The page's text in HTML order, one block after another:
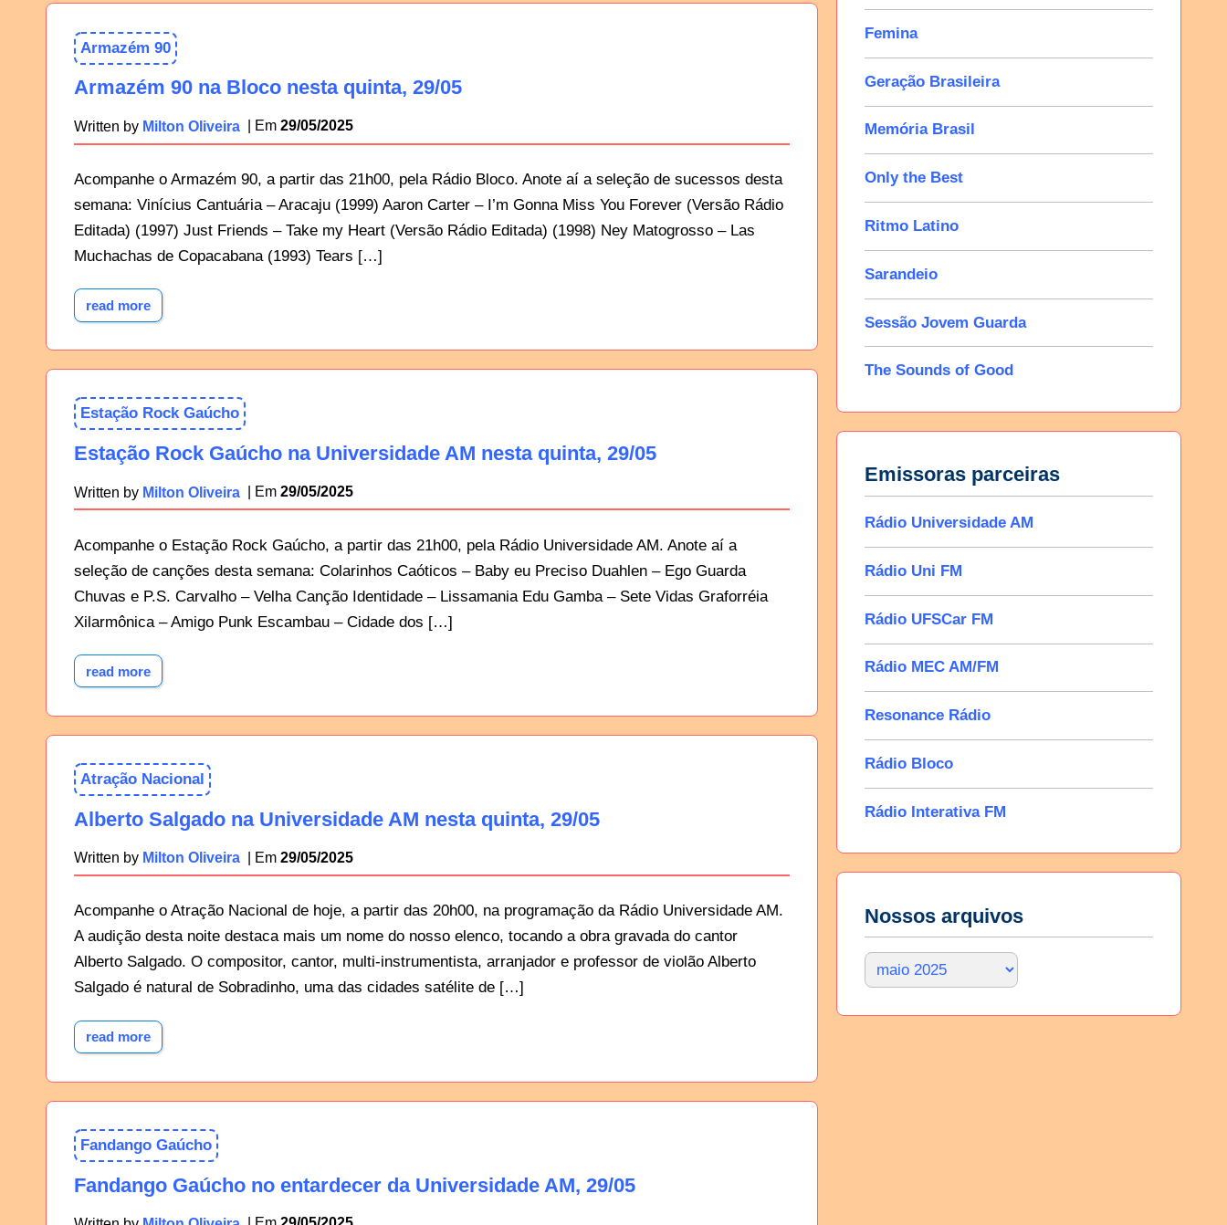
Armazém 90
Armazém 90 na Bloco nesta quinta, 29/05
Written by Milton Oliveira 29/05/2025
Acompanhe o Armazém 90, a partir das 21h00, pela Rádio Bloco. Anote aí a seleção de sucessos desta
semana: Vinícius Cantuária – Aracaju (1999) Aaron Carter – I’m Gonna Miss You Forever (Versão Rádio
Editada) (1997) Just Friends – Take my Heart (Versão Rádio Editada) (1998) Ney Matogrosso – Las
Muchachas de Copacabana (1993) Tears […]
read more
Estação Rock Gaúcho
Estação Rock Gaúcho na Universidade AM nesta quinta, 29/05
Written by Milton Oliveira 29/05/2025
Acompanhe o Estação Rock Gaúcho, a partir das 21h00, pela Rádio Universidade AM. Anote aí a
seleção de canções desta semana: Colarinhos Caóticos – Baby eu Preciso Duahlen – Ego Guarda
Chuvas e P.S. Carvalho – Velha Canção Identidade – Lissamania Edu Gamba – Sete Vidas Graforréia
Xilarmônica – Amigo Punk Escambau – Cidade dos […]
read more
Atração Nacional
Alberto Salgado na Universidade AM nesta quinta, 29/05
Written by Milton Oliveira 29/05/2025
Acompanhe o Atração Nacional de hoje, a partir das 20h00, na programação da Rádio Universidade AM.
A audição desta noite destaca mais um nome do nosso elenco, tocando a obra gravada do cantor
Alberto Salgado. O compositor, cantor, multi-instrumentista, arranjador e professor de violão Alberto
Salgado é natural de Sobradinho, uma das cidades satélite de […]
read more
Fandango Gaúcho
Fandango Gaúcho no entardecer da Universidade AM, 29/05
Femina
Geração Brasileira
Memória Brasil
Only the Best
Ritmo Latino
Sarandeio
Sessão Jovem Guarda
The Sounds of Good
Emissoras parceiras
Rádio Universidade AM
Rádio Uni FM
Rádio UFSCar FM
Rádio MEC AM/FM
Resonance Rádio
Rádio Bloco
Rádio Interativa FM
Nossos arquivos